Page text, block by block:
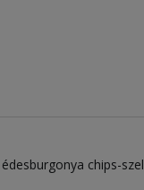
chips-szel